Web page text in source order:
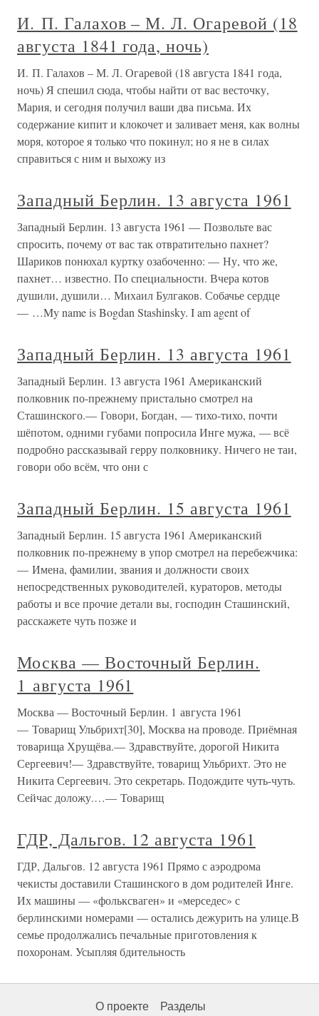
И. П. Галахов – М. Л. Огаревой (18
августа 1841 года, ночь)
И. П. Галахов – М. Л. Огаревой (18 августа 1841 года,
ночь) Я спешил сюда, чтобы найти от вас весточку,
Мария, и сегодня получил ваши два письма. Их
содержание кипит и клокочет и заливает меня, как волны
моря, которое я только что покинул; но я не в силах
справиться с ним и выхожу из
Западный Берлин. 13 августа 1961
Западный Берлин. 13 августа 1961 — Позвольте вас
спросить, почему от вас так отвратительно пахнет?
Шариков понюхал куртку озабоченно: — Ну, что же,
пахнет… известно. По специальности. Вчера котов
душили, душили… Михаил Булгаков. Собачье сердце
— …My name is Bogdan Stashinsky. I am agent of
Западный Берлин. 13 августа 1961
Западный Берлин. 13 августа 1961 Американский
полковник по-прежнему пристально смотрел на
Сташинского.— Говори, Богдан, — тихо-тихо, почти
шёпотом, одними губами попросила Инге мужа, — всё
подробно рассказывай герру полковнику. Ничего не таи,
говори обо всём, что они с
Западный Берлин. 15 августа 1961
Западный Берлин. 15 августа 1961 Американский
полковник по-прежнему в упор смотрел на перебежчика:
— Имена, фамилии, звания и должности своих
непосредственных руководителей, кураторов, методы
работы и все прочие детали вы, господин Сташинский,
расскажете чуть позже и
Москва — Восточный Берлин.
1 августа 1961
Москва — Восточный Берлин. 1 августа 1961
— Товарищ Ульбрихт[30], Москва на проводе. Приёмная
товарища Хрущёва.— Здравствуйте, дорогой Никита
Сергеевич!— Здравствуйте, товарищ Ульбрихт. Это не
Никита Сергеевич. Это секретарь. Подождите чуть-чуть.
Сейчас доложу.…— Товарищ
ГДР, Дальгов. 12 августа 1961
ГДР, Дальгов. 12 августа 1961 Прямо с аэродрома
чекисты доставили Сташинского в дом родителей Инге.
Их машины — «фольксваген» и «мерседес» с
берлинскими номерами — остались дежурить на улице.В
семье продолжались печальные приготовления к
похоронам. Усыпляя бдительность
О проекте Разделы